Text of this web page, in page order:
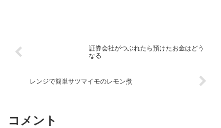
証券会社がつぶれたら預けたお金はどう
なる
レンジで簡単サツマイモのレモン煮
コメント